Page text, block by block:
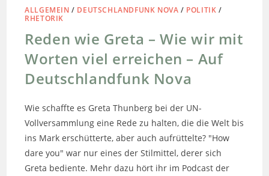
ALLGEMEIN / DEUTSCHLANDFUNK NOVA / POLITIK /
RHETORIK
Reden wie Greta – Wie wir mit
Worten viel erreichen – Auf
Deutschlandfunk Nova
Wie schaffte es Greta Thunberg bei der UN-
Vollversammlung eine Rede zu halten, die die Welt bis
ins Mark erschütterte, aber auch aufrüttelte? "How
dare you" war nur eines der Stilmittel, derer sich
Greta bediente. Mehr dazu hört ihr im Podcast der